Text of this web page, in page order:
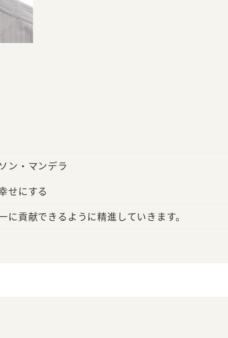
ン・マンデラ
せにする
に貢献できるように精進していきます。